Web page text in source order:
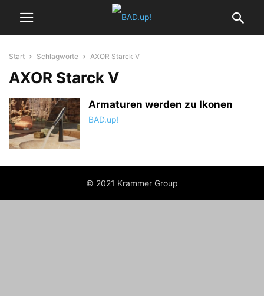
Start Schlagworte AXOR Starck V
AXOR Starck V
Armaturen werden zu Ikonen
BAD.up!
© 2021 Krammer Group